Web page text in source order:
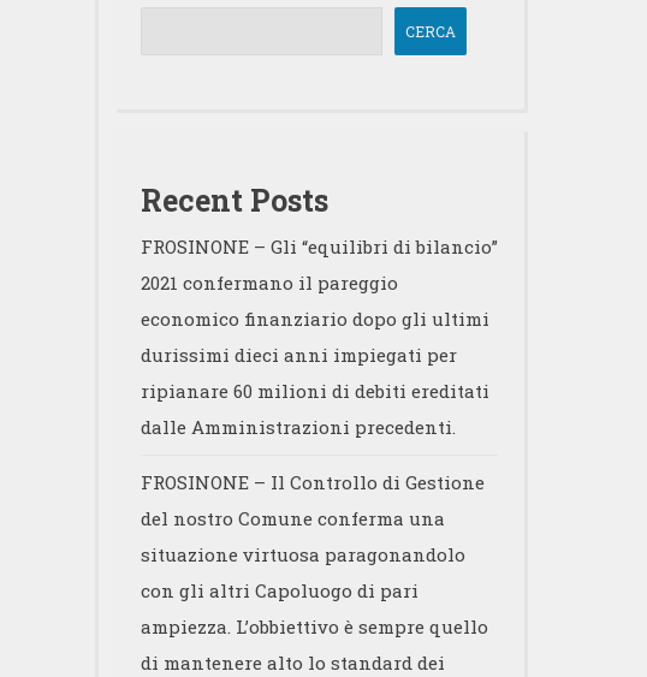
CERCA
Recent Posts
FROSINONE – Gli “equilibri di bilancio”
2021 confermano il pareggio
economico finanziario dopo gli ultimi
durissimi dieci anni impiegati per
ripianare 60 milioni di debiti ereditati
dalle Amministrazioni precedenti.
FROSINONE – Il Controllo di Gestione
del nostro Comune conferma una
situazione virtuosa paragonandolo
con gli altri Capoluogo di pari
ampiezza. L’obbiettivo è sempre quello
di mantenere alto lo standard dei